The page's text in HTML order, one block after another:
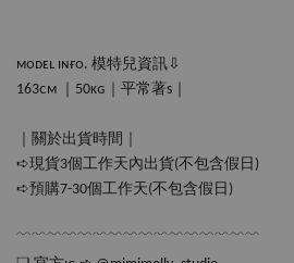
ᴍᴏᴅᴇʟ ɪɴғᴏ. 模特兒資訊⇩
163ᴄᴍ ｜50ᴋɢ｜平常著s｜
｜關於出貨時間｜
➪現貨3個工作天內出貨(不包含假日)
➪預購7-30個工作天(不包含假日‪‪)
﹋﹋﹋﹋﹋﹋﹋﹋﹋﹋﹋﹋﹋﹋﹋﹋